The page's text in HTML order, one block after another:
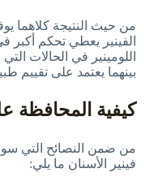
من حيث النتيجة كلاهما
الفينير يعطي تحكم
اللومينير في الحالات التي
بينهما يعتمد على تقييم
كيفية المحافظة
من ضمن النصائح التي
فينير الأسنان ما يلي: